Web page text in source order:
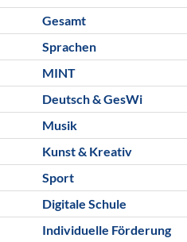
Gesamt
Sprachen
MINT
Deutsch & GesWi
Musik
Kunst & Kreativ
Sport
Digitale Schule
Individuelle Förderung